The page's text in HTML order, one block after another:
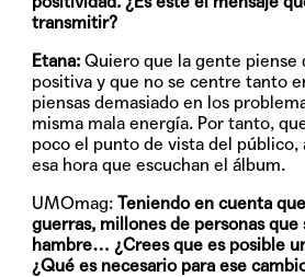
transmitir?
Etana: Quiero que la gente piense
positiva y que no se centre tanto
piensas demasiado en los
misma mala energía. Por tanto,
poco el punto de vista del público,
esa hora que escuchan el álbum.
UMOmag:Teniendo en cuenta
guerras, millones de personas que
hambre… ¿Crees que es posible
¿Qué es necesario para ese